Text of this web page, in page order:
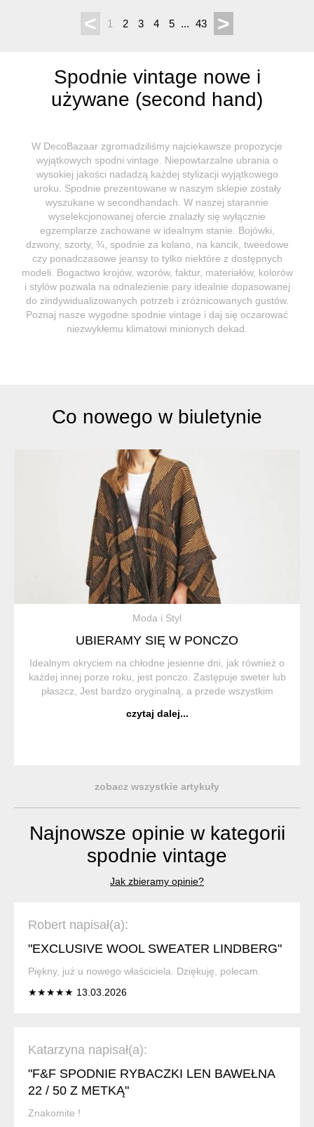
< 1 2 3 4 5 ... 43 >
Spodnie vintage nowe i
używane (second hand)
W DecoBazaar zgromadziliśmy najciekawsze propozycje
wyjątkowych spodni vintage. Niepowtarzalne ubrania o
wysokiej jakości nadadzą każdej stylizacji wyjątkowego
uroku. Spodnie prezentowane w naszym sklepie zostały
wyszukane w secondhandach. W naszej starannie
wyselekcjonowanej ofercie znalazły się wyłącznie
egzemplarze zachowane w idealnym stanie. Bojówki,
dzwony, szorty, ¾, spodnie za kolano, na kancik, tweedowe
czy ponadczasowe jeansy to tylko niektóre z dostępnych
modeli. Bogactwo krojów, wzorów, faktur, materiałów, kolorów
i stylów pozwala na odnalezienie pary idealnie dopasowanej
do zindywidualizowanych potrzeb i zróżnicowanych gustów.
Poznaj nasze wygodne spodnie vintage i daj się oczarować
niezwykłemu klimatowi minionych dekad.
Co nowego w biuletynie
Moda i Styl
UBIERAMY SIĘ W PONCZO
Idealnym okryciem na chłodne jesienne dni, jak również o
każdej innej porze roku, jest ponczo. Zastępuje sweter lub
płaszcz, Jest bardzo oryginalną, a przede wszystkim
Poncho) to trad...
czytaj dalej...
zobacz wszystkie artykuły
Najnowsze opinie w kategorii
spodnie vintage
Jak zbieramy opinie?
Robert napisał(a):
"EXCLUSIVE WOOL SWEATER LINDBERG"
Piękny, już u nowego właściciela. Dziękuję, polecam.
★★★★★ 13.03.2026
Katarzyna napisał(a):
"F&F SPODNIE RYBACZKI LEN BAWEŁNA
22 / 50 Z METKĄ"
Znakomite !